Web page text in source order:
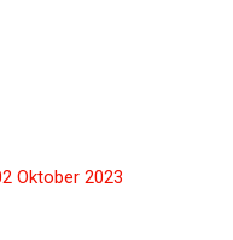
Oktober 2023